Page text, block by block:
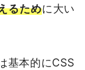
るために大い
基本的にCSS